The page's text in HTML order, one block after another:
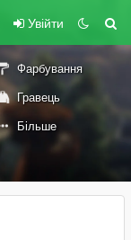
Увійти
Фарбування
Гравець
Більше